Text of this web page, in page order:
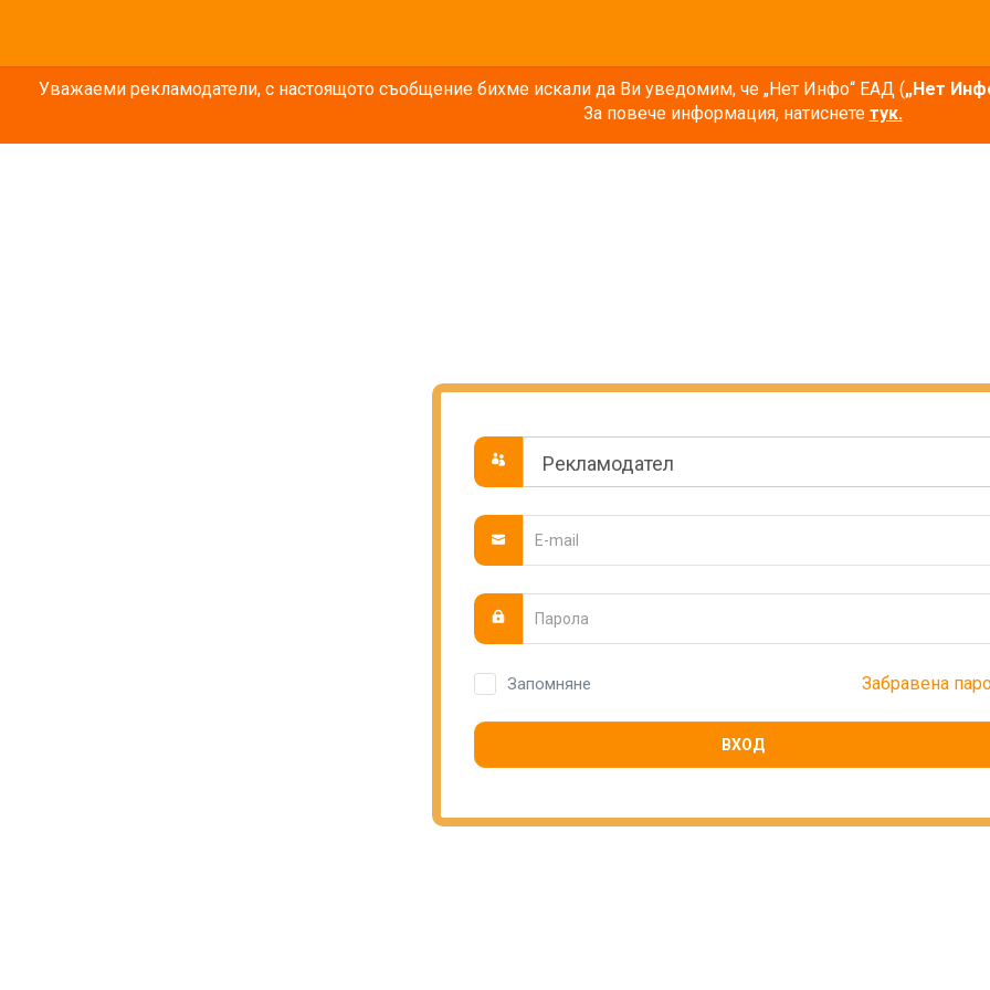
Уважаеми рекламодатели, с настоящото съобщение бихме искали да Ви уведомим, че „Нет Инфо“ ЕАД („Нет
За повече информация, натиснете тук.
Запомняне Забравена
ВХОД